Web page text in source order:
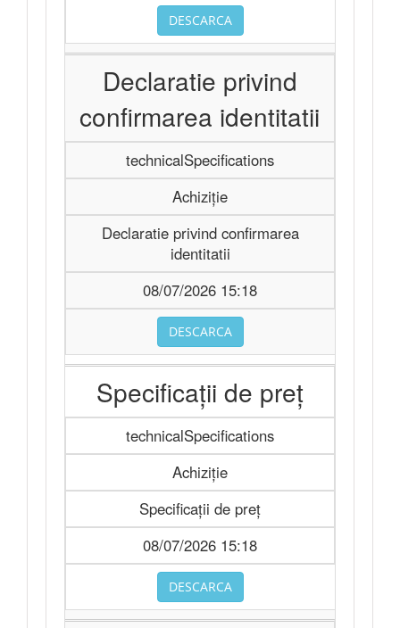
DESCARCA
Declaratie privind
confirmarea identitatii
technicalSpecifications
Achiziție
Declaratie privind confirmarea
identitatii
08/07/2026 15:18
DESCARCA
Specificații de preț
technicalSpecifications
Achiziție
Specificații de preț
08/07/2026 15:18
DESCARCA